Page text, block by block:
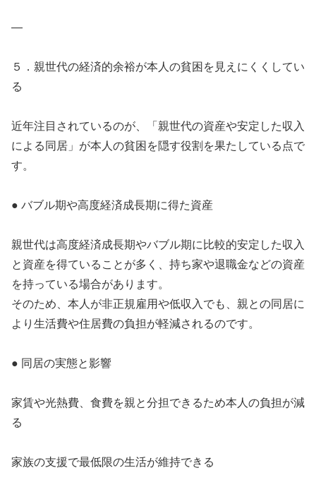
—
５．親世代の経済的余裕が本人の貧困を見えにくくしてい
る
近年注目されているのが、「親世代の資産や安定した収入
による同居」が本人の貧困を隠す役割を果たしている点で
す。
● バブル期や高度経済成長期に得た資産
親世代は高度経済成長期やバブル期に比較的安定した収入
と資産を得ていることが多く、持ち家や退職金などの資産
を持っている場合があります。
そのため、本人が非正規雇用や低収入でも、親との同居に
より生活費や住居費の負担が軽減されるのです。
● 同居の実態と影響
家賃や光熱費、食費を親と分担できるため本人の負担が減
る
家族の支援で最低限の生活が維持できる